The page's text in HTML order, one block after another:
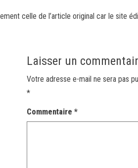
celle de l’article original car le site
Laisser un
Votre adresse e-mail ne sera pas
*
Commentaire*